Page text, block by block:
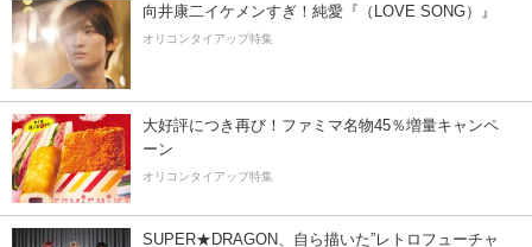
向井康二イケメンすぎ！純愛『（LOVE SONG）』
オリコンタイアップ特集
大好評につき再び！ファミマ名物45％増量キャンペ
ーン
オリコンタイアップ特集
SUPER★DRAGON、自ら描いた”レトロフューチャ